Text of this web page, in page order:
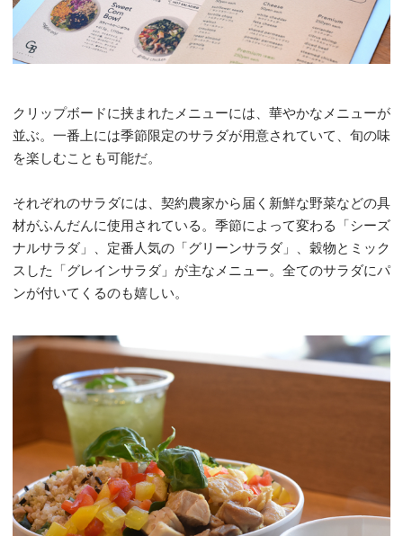
クリップボードに挟まれたメニューには、華やかなメニューが
並ぶ。一番上には季節限定のサラダが用意されていて、旬の味
を楽しむことも可能だ。
それぞれのサラダには、契約農家から届く新鮮な野菜などの具
材がふんだんに使用されている。季節によって変わる「シーズ
ナルサラダ」、定番人気の「グリーンサラダ」、穀物とミック
スした「グレインサラダ」が主なメニュー。全てのサラダにパ
ンが付いてくるのも嬉しい。